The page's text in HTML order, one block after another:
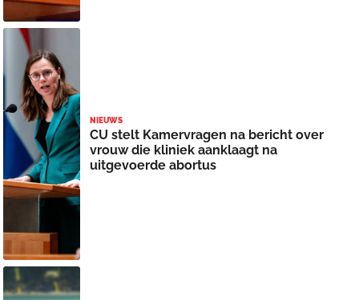
NIEUWS
CU stelt Kamervragen na bericht over
vrouw die kliniek aanklaagt na
uitgevoerde abortus